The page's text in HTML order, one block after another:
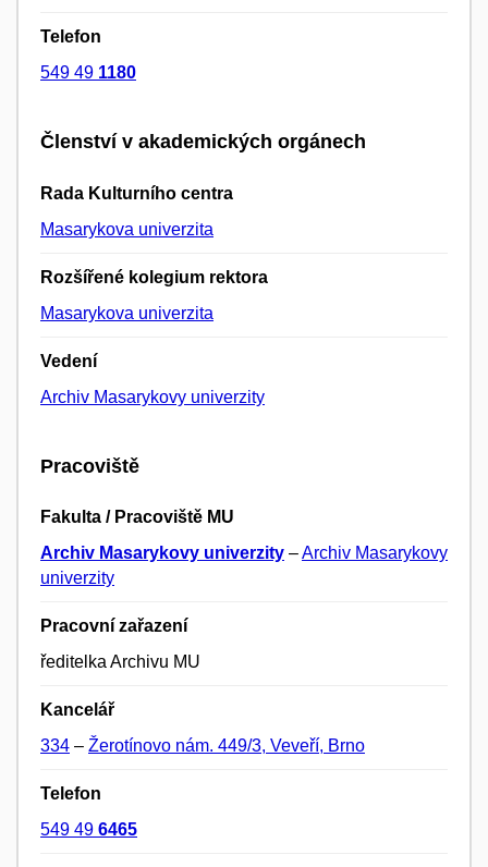
Telefon
549 49 1180
Členství v akademických orgánech
Rada Kulturního centra
Masarykova univerzita
Rozšířené kolegium rektora
Masarykova univerzita
Vedení
Archiv Masarykovy univerzity
Pracoviště
Fakulta / Pracoviště MU
Archiv Masarykovy univerzity –Archiv Masarykovy
univerzity
Pracovní zařazení
ředitelka Archivu MU
Kancelář
334 – Žerotínovo nám. 449/3, Veveří, Brno
Telefon
549 49 6465